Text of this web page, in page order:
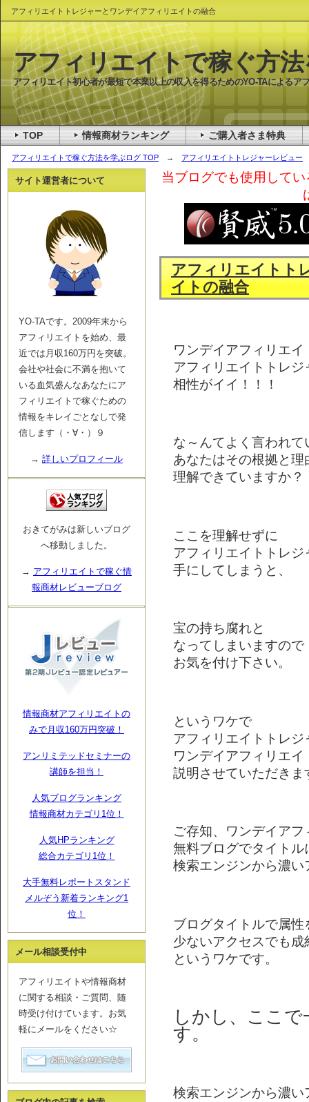
アフィリエイトトレジャーとワンデイアフィリエイトの融合
アフィリエイトで稼ぐ方法を学ぶログ TOP → アフィリエイトトレジャーレビュー
当ブログでも使用して
アフィリエイトト
イトの融合
ワンデイアフィリエイ
アフィリエイトトレジ
相性がイイ！！！
な～んてよく言われて
あなたはその根拠と理
理解できていますか？
ここを理解せずに
アフィリエイトトレジ
手にしてしまうと、
宝の持ち腐れと
なってしまいますので
お気を付け下さい。
というワケで
アフィリエイトトレジ
ワンデイアフィリエ
説明させていただきま
ご存知、ワンデイアフ
無料ブログでタイトル
検索エンジンから濃
ブログタイトルで属
少ないアクセスでも成
というワケです。
しかし、ここ
す。
検索エンジンから濃い
サイト運営者について
YO-TAです。2009年末から
アフィリエイトを始め、最
近では月収160万円を突破。
会社や社会に不満を抱いて
いる血気盛んなあなたにア
フィリエイトで稼ぐための
情報をキレイごとなしで発
信します（・∀・）９
→ 詳しいプロフィール
おきてがみは新しいブログ
へ移動しました。
→ アフィリエイトで稼ぐ情
報商材レビューブログ
情報商材アフィリエイトの
みで月収160万円突破！
アンリミテッドセミナーの
講師を担当！
人気ブログランキング
情報商材カテゴリ1位！
人気HPランキング
総合カテゴリ1位！
大手無料レポートスタンド
メルぞう新着ランキング1
位！
メール相談受付中
アフィリエイトや情報商材
に関する相談・ご質問、随
時受け付けています。お気
軽にメールをください☆
アフィリエイトで稼ぐ方
アフィリエイト初心者が最短で本業以上の収入を得るためのYO-TAによるア
TOP 情報商材ランキング ご購入者さま特典